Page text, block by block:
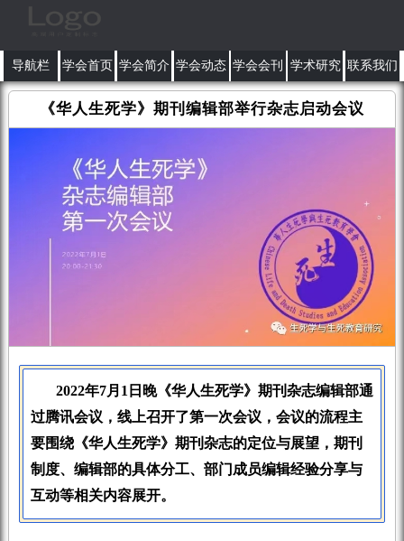
导航栏 学会首页 学会简介 学会动态 学会会刊 学术研究 联系我们
《华人生死学》期刊编辑部举行杂志启动会议
2022年7月1日晚《华人生死学》期刊杂志编辑部通
过腾讯会议，线上召开了第一次会议，会议的流程主
要围绕《华人生死学》期刊杂志的定位与展望，期刊
制度、编辑部的具体分工、部门成员编辑经验分享与
互动等相关内容展开。